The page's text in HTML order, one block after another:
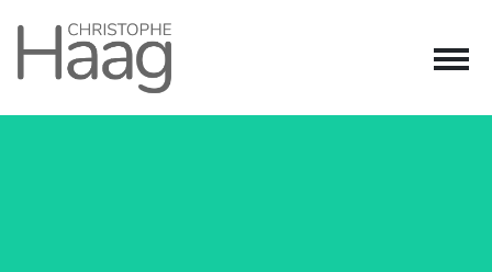
Navigation principale